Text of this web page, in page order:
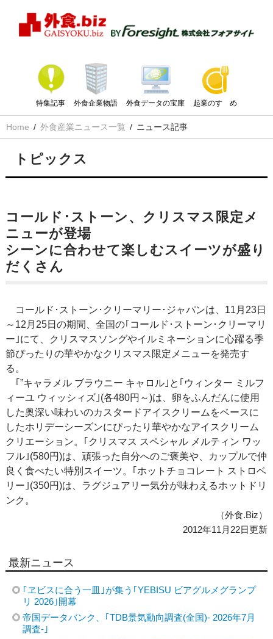
特集記事 外食企業物語 外食データの宝庫 起業のすゝめ
Home 外食産業ニュース一覧 ニュース記事
トピックス
コールド･ストーン、クリスマス限定メ
ニューが登場
シーンに合わせて楽しむスイーツが盛り
だくさん
コールド･ストーン･クリーマリー･ジャパンは、11月23日
～12月25日の期間、全国の｢コールド･ストーン･クリーマリ
ー｣にて、クリスマスソングやイルミネーションに心躍る季
節ぴったりの華やかなクリスマス限定メニューを発売す
る。
｢”キャラメル ブラウニー キャロル｣と｢ウィンター ミルフ
ィーユ ウィッシィズ｣(各480円～)は、卵をふんだんに使用
した奥深い味わいのカスタードアイスクリームをベースに
したホリデーシーズンにぴったり華やかなアイスクリーム
クリエーション。｢クリスマス スペシャル メルティン ワッ
フル｣(580円)は、頑張った自分へのご褒美や、カップルで仲
良く食べたい特別スイーツ。｢ホットチョコレート ストロベ
リー｣(350円)は、ラグジュアリー気分が味わえるホットドリ
ンク。
（外食.Biz）
2012年11月22日更新
最新ニュース
｢ヱビスに合う一皿｣が集う｢YEBISU ビアグルメグランプ
リ 2026｣開幕
帝国データバンク、｢TDB景気動向調査(全国)- 2026年7月
調査-｣